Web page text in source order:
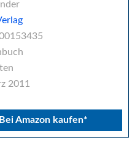
2011
Bei Amazon kaufen*